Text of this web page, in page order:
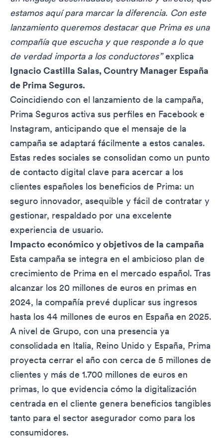
estamos aquí para marcar la diferencia. Con este
lanzamiento queremos destacar que Prima es una
compañía que escucha y que responde a lo que
de verdad importa a los conductores”explica
Ignacio Castilla Salas, Country Manager España
de Prima Seguros.
Coincidiendo con el lanzamiento de la campaña,
Prima Seguros activa sus perfiles en Facebook e
Instagram, anticipando que el mensaje de la
campaña se adaptará fácilmente a estos canales.
Estas redes sociales se consolidan como un punto
de contacto digital clave para acercar a los
clientes españoles los beneficios de Prima: un
seguro innovador, asequible y fácil de contratar y
gestionar, respaldado por una excelente
experiencia de usuario.
Impacto económico y objetivos de la campaña
Esta campaña se integra en el ambicioso plan de
crecimiento de Prima en el mercado español. Tras
alcanzar los 20 millones de euros en primas en
2024, la compañía prevé duplicar sus ingresos
hasta los 44 millones de euros en España en 2025.
A nivel de Grupo, con una presencia ya
consolidada en Italia, Reino Unido y España, Prima
proyecta cerrar el año con cerca de 5 millones de
clientes y más de 1.700 millones de euros en
primas, lo que evidencia cómo la digitalización
centrada en el cliente genera beneficios tangibles
tanto para el sector asegurador como para los
consumidores.